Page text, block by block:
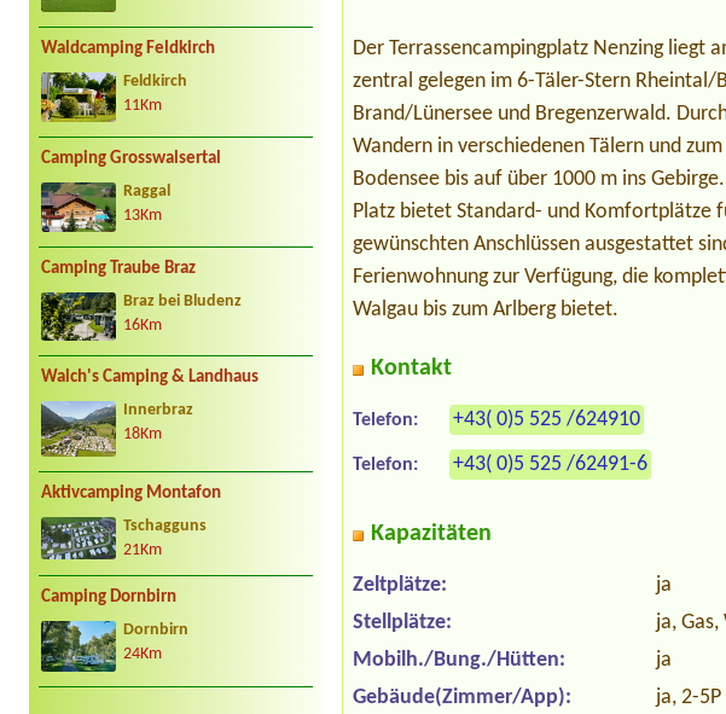
Waldcamping Feldkirch
Feldkirch
11Km
Camping Grosswalsertal
Raggal
13Km
Camping Traube Braz
Braz bei Bludenz
16Km
Walch's Camping & Landhaus
Innerbraz
18Km
Aktivcamping Montafon
Tschagguns
21Km
Camping Dornbirn
Dornbirn
24Km
Der Terrassencampingplatz Nenzing liegt
zentral gelegen im 6-Täler-Stern
Brand/Lünersee und Bregenzerwald.
Wandern in verschiedenen Tälern und
Bodensee bis auf über 1000 m ins
Platz bietet Standard- und Komfortplätze
gewünschten Anschlüssen ausgestattet
Ferienwohnung zur Verfügung, die
Walgau bis zum Arlberg bietet.
Kontakt
Telefon: +43( 0)5 525 /624910
Telefon: +43( 0)5 525 /62491-6
Kapazitäten
Zeltplätze:
ja
Stellplätze:
ja, Gas,
Mobilh./Bung./Hütten:
ja
Gebäude(Zimmer/App):
ja, 2-